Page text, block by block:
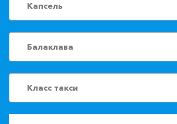
Капсель
Балаклава
Класс такси